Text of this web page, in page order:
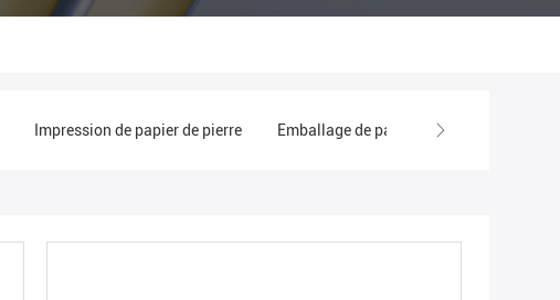
Impression de papier de pierre Emballage de papier de pierre